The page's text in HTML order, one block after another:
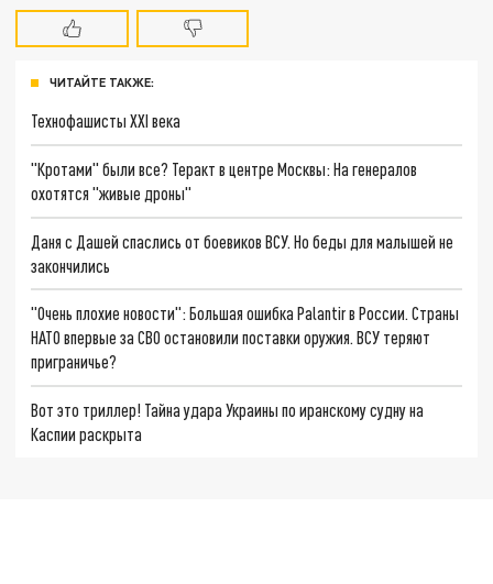
ЧИТАЙТЕ ТАКЖЕ:
Технофашисты XXI века
"Кротами" были все? Теракт в центре Москвы: На генералов
охотятся "живые дроны"
Даня с Дашей спаслись от боевиков ВСУ. Но беды для малышей не
закончились
"Очень плохие новости": Большая ошибка Palantir в России. Страны
НАТО впервые за СВО остановили поставки оружия. ВСУ теряют
приграничье?
Вот это триллер! Тайна удара Украины по иранскому судну на
Каспии раскрыта